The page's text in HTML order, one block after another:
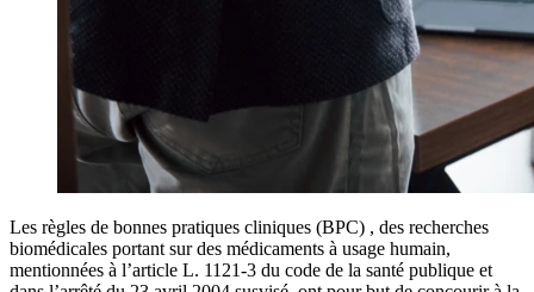
Les règles de bonnes pratiques cliniques (BPC) , des recherches
biomédicales portant sur des médicaments à usage humain,
mentionnées à l’article L. 1121-3 du code de la santé publique et